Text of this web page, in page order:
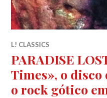
L! CLASSICS
PARADISE
Times», o
o rock gótico